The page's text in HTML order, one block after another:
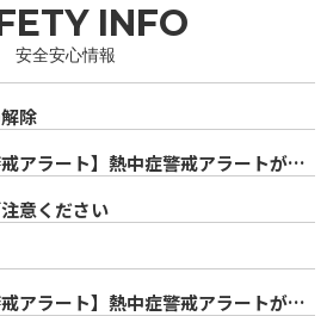
INFO
安全安心情報
除
戒アラート】熱中症警戒アラートが発
意ください
戒アラート】熱中症警戒アラートが発